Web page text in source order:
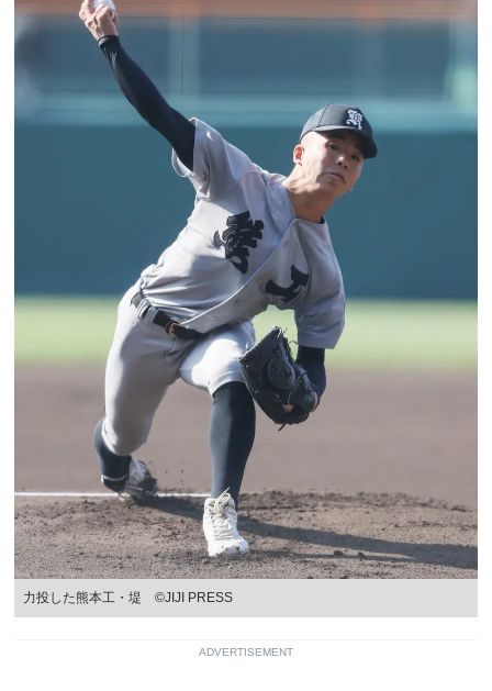
力投した熊本工・堤 ©JIJI PRESS
ADVERTISEMENT